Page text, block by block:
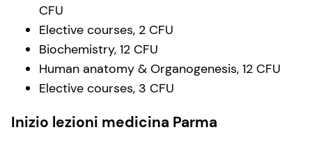
CFU
Elective courses, 2 CFU
Biochemistry, 12 CFU
Human anatomy & Organogenesis, 12 CFU
Elective courses, 3 CFU
Inizio lezioni medicina Parma